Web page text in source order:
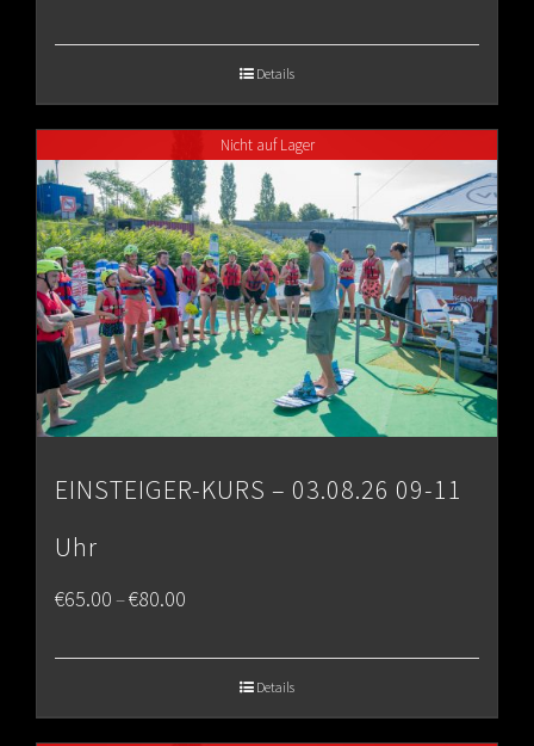
€80.00
Details
Nicht auf Lager
EINSTEIGER-KURS – 03.08.26 09-11
Uhr
€65.00–€80.00
Details